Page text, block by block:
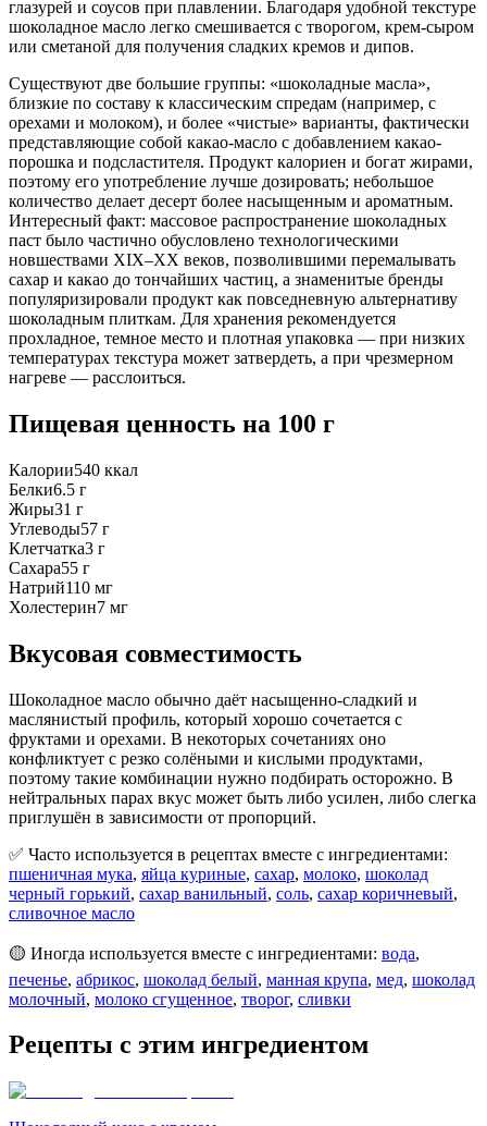
глазурей и соусов при плавлении. Благодаря удобной текстуре
шоколадное масло легко смешивается с творогом, крем-сыром
или сметаной для получения сладких кремов и дипов.
Существуют две большие группы: «шоколадные масла»,
близкие по составу к классическим спредам (например, с
орехами и молоком), и более «чистые» варианты, фактически
представляющие собой какао-масло с добавлением какао-
порошка и подсластителя. Продукт калориен и богат жирами,
поэтому его употребление лучше дозировать; небольшое
количество делает десерт более насыщенным и ароматным.
Интересный факт: массовое распространение шоколадных
паст было частично обусловлено технологическими
новшествами XIX–XX веков, позволившими перемалывать
сахар и какао до тончайших частиц, а знаменитые бренды
популяризировали продукт как повседневную альтернативу
шоколадным плиткам. Для хранения рекомендуется
прохладное, темное место и плотная упаковка — при низких
температурах текстура может затвердеть, а при чрезмерном
нагреве — расслоиться.
Пищевая ценность на 100 г
Калории540 ккал
Белки6.5 г
Жиры31 г
Углеводы57 г
Клетчатка3 г
Сахара55 г
Натрий110 мг
Холестерин7 мг
Вкусовая совместимость
Шоколадное масло обычно даёт насыщенно-сладкий и
маслянистый профиль, который хорошо сочетается с
фруктами и орехами. В некоторых сочетаниях оно
конфликтует с резко солёными и кислыми продуктами,
поэтому такие комбинации нужно подбирать осторожно. В
нейтральных парах вкус может быть либо усилен, либо слегка
приглушён в зависимости от пропорций.
✅ Часто используется в рецептах вместе с ингредиентами:
пшеничная мука, яйца куриные, сахар, молоко, шоколад
черный горький, сахар ванильный, соль, сахар коричневый,
сливочное масло
🟡 Иногда используется вместе с ингредиентами: вода,
печенье, абрикос, шоколад белый, манная крупа, мед, шоколад
молочный, молоко сгущенное, творог, сливки
Рецепты с этим ингредиентом